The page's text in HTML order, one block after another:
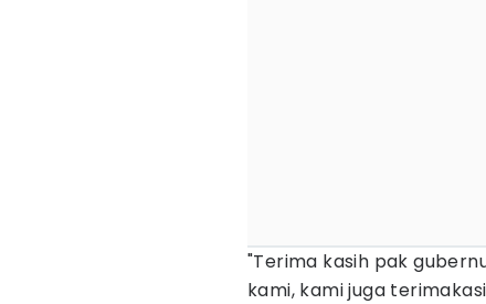
"Terima kasih pak
kami, kami juga